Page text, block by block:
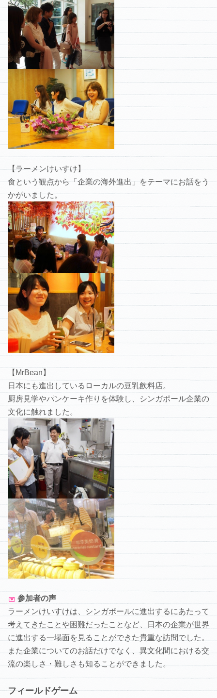
【ラーメンけいすけ】
食という観点から「企業の海外進出」をテーマにお話をう
かがいました。
【MrBean】
日本にも進出しているローカルの豆乳飲料店。
厨房見学やパンケーキ作りを体験し、シンガポール企業の
文化に触れました。
参加者の声
ラーメンけいすけは、シンガポールに進出するにあたって
考えてきたことや困難だったことなど、日本の企業が世界
に進出する一場面を見ることができた貴重な訪問でした。
また企業についてのお話だけでなく、異文化間における交
流の楽しさ・難しさも知ることができました。
フィールドゲーム